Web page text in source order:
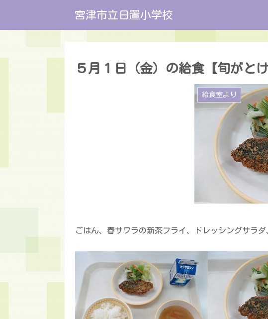
宮津市立日置小学校
５月１日（金）の給食【旬がと
給食室より
ごはん、春サワラの新茶フライ、ドレッシングサラ